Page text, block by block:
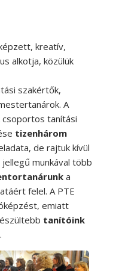
kreatív,
alkotja, közülük
szakértők,
A
tanítási
tizenhárom
de rajtuk kívül
munkával több
a
felel. A PTE
emiatt
tanítóink